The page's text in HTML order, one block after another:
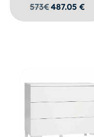
573€487.05€